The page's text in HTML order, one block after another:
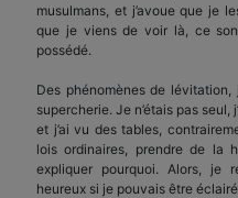
musulmans, et j’avoue que je
que je viens de voir là, ce
possédé.
Des phénomènes de
supercherie. Je n’étais pas seul,
et j’ai vu des tables,
lois ordinaires, prendre de la
expliquer pourquoi. Alors, je
heureux si je pouvais être